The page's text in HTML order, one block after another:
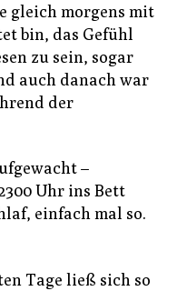
gleich morgens mit
bin, das Gefühl
zu sein, sogar
auch danach war
der
–
Uhr ins Bett
einfach mal so.
Tage ließ sich so